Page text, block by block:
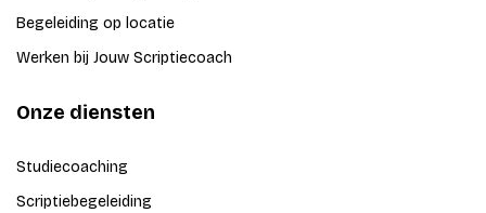
Begeleiding op locatie
Werken bij Jouw Scriptiecoach
Onze diensten
Studiecoaching
Scriptiebegeleiding